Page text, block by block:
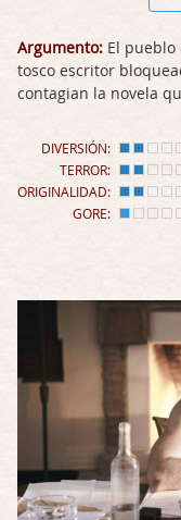
Argumento: El pueblo
tosco escritor
contagian la novela
DIVERSIÓN:
TERROR:
ORIGINALIDAD:
GORE: